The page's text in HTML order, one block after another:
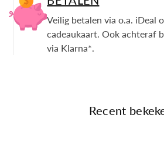
Veilig betalen via o.a. iDeal
cadeaukaart. Ook achteraf
via Klarna*.
Recent